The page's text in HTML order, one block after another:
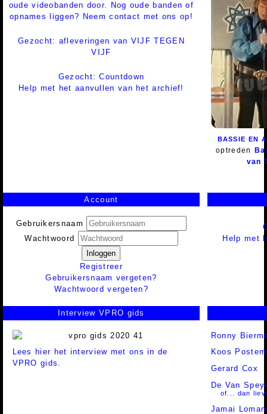
oude videobanden door. Nog oude banden of
opnames liggen? Neem contact met ons op!
Gezocht: afleveringen van VIJF TEGEN
VIJF
Gezocht: Countdown
Help met het aanvullen van het archief!
BASSIE EN
optreden
van
Account
Gebruikersnaam
Wachtwoord
Inloggen
Registreer
Gebruikersnaam vergeten?
Wachtwoord vergeten?
Help met
Interview VPRO gids
Lees hier het interview met ons in de
VPRO gids.
Ronny
Koos
Gerard Cox
De Van
of... dan
Jamai Loman